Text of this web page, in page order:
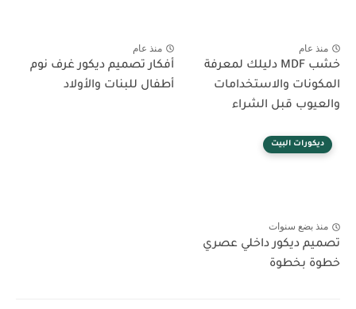
منذ عام
خشب MDF دليلك لمعرفة
المكونات والاستخدامات
والعيوب قبل الشراء
منذ عام
أفكار تصميم ديكور غرف نوم
أطفال للبنات والأولاد
ديكورات البيت
منذ بضع سنوات
تصميم ديكور داخلي عصري
خطوة بخطوة